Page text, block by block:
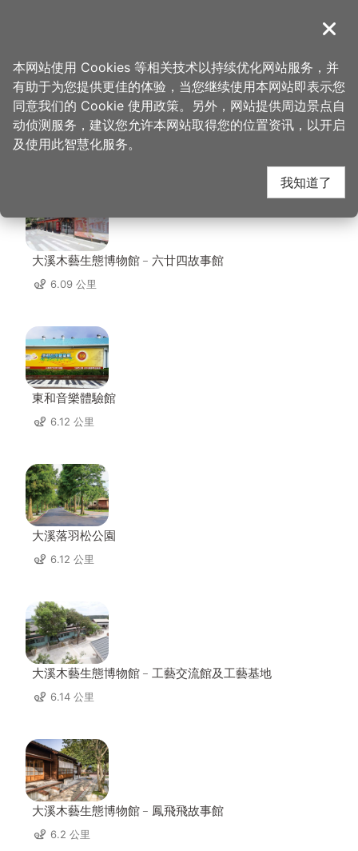
導覽
首页 > 想去的地方 > 美食、购物 > 乡味米干
乡味米干 周边景点
大溪木藝生態博物館﹣六廿四故事館
6.09 公里
東和音樂體驗館
6.12 公里
大溪落羽松公園
6.12 公里
大溪木藝生態博物館﹣工藝交流館及工藝基地
6.14 公里
大溪木藝生態博物館﹣鳳飛飛故事館
6.2 公里
关闭
本网站使用 Cookies 等相关技术以持续优化网站服务，并
有助于为您提供更佳的体验，当您继续使用本网站即表示您
同意我们的 Cookie 使用政策。另外，网站提供周边景点自
动侦测服务，建议您允许本网站取得您的位置资讯，以开启
及使用此智慧化服务。
我知道了